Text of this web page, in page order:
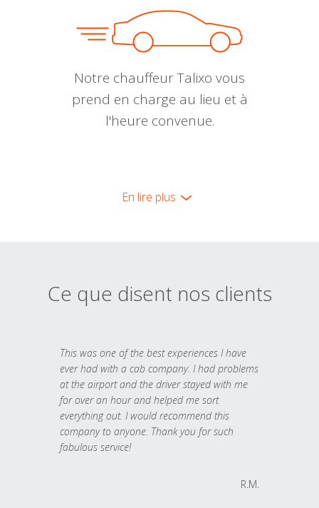
Notre chauffeur Talixo vous
prend en charge au lieu et à
l'heure convenue.
En lire plus
Ce que disent nos clients
This was one of the best experiences I have
ever had with a cab company. I had problems
at the airport and the driver stayed with me
for over an hour and helped me sort
everything out. I would recommend this
company to anyone. Thank you for such
fabulous service!
R.M.